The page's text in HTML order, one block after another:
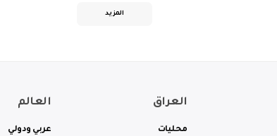
المزيد
العراق
محليات
العالم
عربي ودولي